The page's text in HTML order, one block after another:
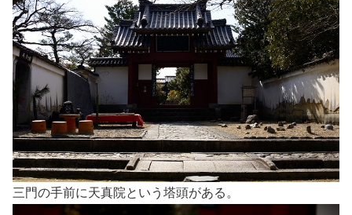
三門の手前に天真院という塔頭がある。